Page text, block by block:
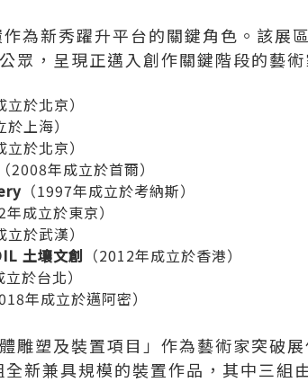
為新秀躍升平台的關鍵角色。該展
眾，呈現正邁入創作關鍵階段的藝
立於北京）
上海）
立於北京）
（2008年成立於首爾）
（1997年成立於考納斯）
年成立於東京）
立於武漢）
土壤文創 （2012年成立於香港）
於台北）
年成立於邁阿密）
雕塑及裝置項目」作為藝術家突破
新兼具規模的裝置作品，其中三組